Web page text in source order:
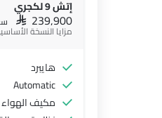
إتش 9 لكجري
SAR 239,900
مزايا النسخة
هايبرد
Automatic
مكيف الهواء